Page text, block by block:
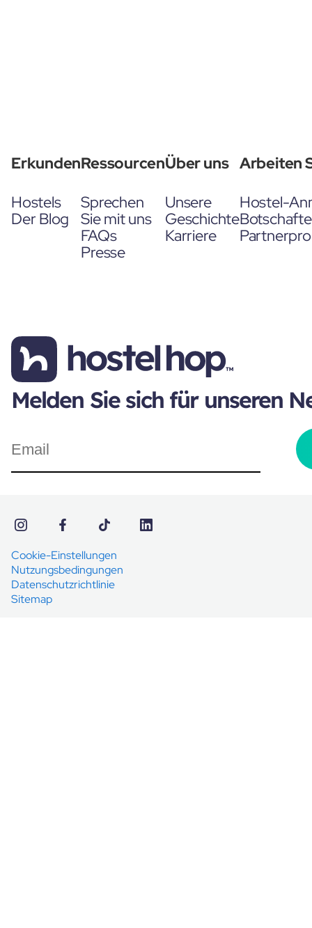
Erkunden
Hostels
Der Blog
Ressourcen
Sprechen
Sie mit uns
FAQs
Presse
Über uns
Unsere
Geschichte
Karriere
Arbeiten
Hostel-
Melden Sie sich für unseren
Cookie-Einstellungen
Nutzungsbedingungen
Datenschutzrichtlinie
Sitemap